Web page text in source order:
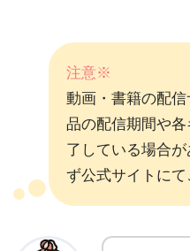
注意※
動画・書籍の配
品の配信期間や
了している場合
ず公式サイトにて